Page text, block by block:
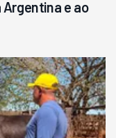
Argentina e ao